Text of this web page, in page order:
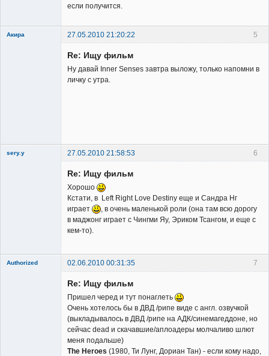
если получится.
5
Акира 27.05.2010 21:20:22
Re: Ищу фильм
Ну давай Inner Senses завтра выложу, только напомни в
личку с утра.
6
sery.y 27.05.2010 21:58:53
Re: Ищу фильм
Хорошо
Кстати, в Left Right Love Destiny еще и Сандра Нг
играет
, в очень маленькой роли (она там всю дорогу
в маджонг играет с Чингми Яу, Эриком Тсангом, и еще с
кем-то).
7
Authorized
02.06.2010 00:31:35
Re: Ищу фильм
Пришел черед и тут понаглеть
Очень хотелось бы в ДВД /рипе виде с англ. озвучкой
(выкладывалось в ДВД /рипе на АДК/синемагеддоне, но
сейчас dead и скачавшие/аплоадеры молчаливо шлют
меня подальше)
The Heroes (1980, Ти Лунг, Дориан Тан) - если кому надо,